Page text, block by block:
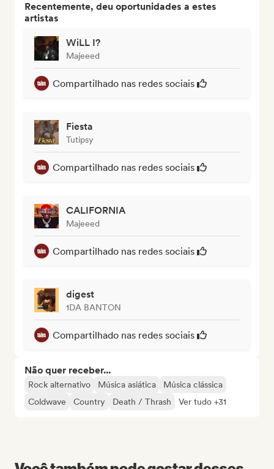
Recentemente, deu oportunidades a estes
artistas
WiLL I?
Majeeed
Compartilhado nas redes sociais
Fiesta
Tutipsy
Compartilhado nas redes sociais
CALIFORNIA
Majeeed
Compartilhado nas redes sociais
digest
1DA BANTON
Compartilhado nas redes sociais
Não quer receber...
Rock alternativo Música asiática
Música clássica
Coldwave
Country Death / Thrash Ver tudo +31